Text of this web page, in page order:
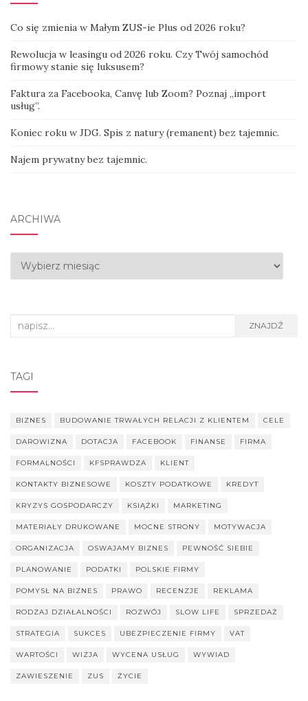
Co się zmienia w Małym ZUS-ie Plus od 2026 roku?
Rewolucja w leasingu od 2026 roku. Czy Twój samochód
firmowy stanie się luksusem?
Faktura za Facebooka, Canvę lub Zoom? Poznaj „import
usług”.
Koniec roku w JDG. Spis z natury (remanent) bez tajemnic.
Najem prywatny bez tajemnic.
ARCHIWA
Archiwa
Search
ZNAJDŹ
TAGI
BIZNES BUDOWANIE TRWAŁYCH RELACJI Z KLIENTEM CELE
DAROWIZNA DOTACJA FACEBOOK FINANSE FIRMA
FORMALNOŚCI KFSPRAWDZA KLIENT
KONTAKTY BIZNESOWE KOSZTY PODATKOWE KREDYT
KRYZYS GOSPODARCZY KSIĄŻKI MARKETING
MATERIAŁY DRUKOWANE MOCNE STRONY MOTYWACJA
ORGANIZACJA OSWAJAMY BIZNES PEWNOŚĆ SIEBIE
PLANOWANIE PODATKI POLSKIE FIRMY
POMYSŁ NA BIZNES PRAWO RECENZJE REKLAMA
RODZAJ DZIAŁALNOŚCI ROZWÓJ SLOW LIFE SPRZEDAŻ
STRATEGIA SUKCES UBEZPIECZENIE FIRMY VAT
WARTOŚCI WIZJA WYCENA USŁUG WYWIAD
ZAWIESZENIE ZUS ŻYCIE